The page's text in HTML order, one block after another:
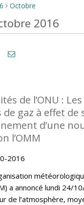
> Octobre
2016
de l’ONU :
gaz à effet de
d’une
l’OMM
2016
a annoncé lundi 24/
de l’atmosphère,